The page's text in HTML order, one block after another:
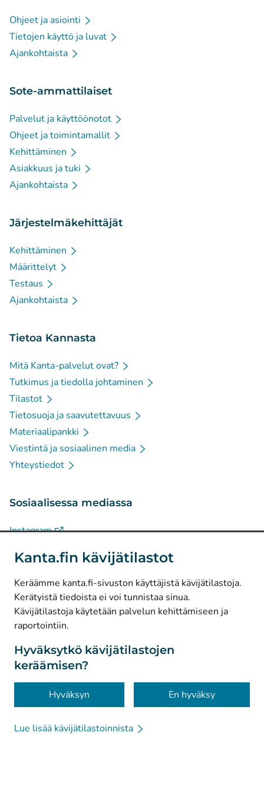
Kanta.fin kävijätilastot
Keräämme kanta.fi-sivuston käyttäjistä kävijätilastoja.
Kerätyistä tiedoista ei voi tunnistaa sinua.
Kävijätilastoja käytetään palvelun kehittämiseen ja
raportointiin.
Hyväksytkö kävijätilastojen
keräämisen?
Hyväksyn En hyväksy
Lue lisää kävijätilastoinnista
Ohjeet ja asiointi
Tietojen käyttö ja luvat
Ajankohtaista
Sote-ammattilaiset
Palvelut ja käyttöönotot
Ohjeet ja toimintamallit
Kehittäminen
Asiakkuus ja tuki
Ajankohtaista
Järjestelmäkehittäjät
Kehittäminen
Määrittelyt
Testaus
Ajankohtaista
Tietoa Kannasta
Mitä Kanta-palvelut ovat?
Tutkimus ja tiedolla johtaminen
Tilastot
Tietosuoja ja saavutettavuus
Materiaalipankki
Viestintä ja sosiaalinen media
Yhteystiedot
Sosiaalisessa mediassa
Instagram(Avautuu uuteen välilehteen)
Facebook(Avautuu uuteen välilehteen)
© Kanta-Palvelut, Kansaneläkelaitos
Tietosuoja
Tietoa sivustosta
Saavutettavuus
Evästeet